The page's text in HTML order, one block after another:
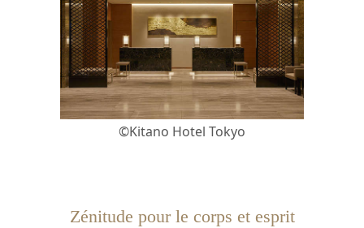
©Kitano Hotel Tokyo
Zénitude pour le corps et esprit